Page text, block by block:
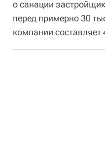
о санации
перед примерно 30
компании